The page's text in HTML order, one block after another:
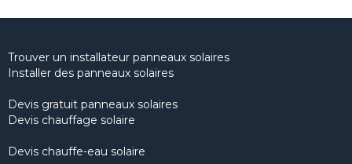
Trouver un installateur panneaux solaires
Installer des panneaux solaires
Devis gratuit panneaux solaires
Devis chauffage solaire
Devis chauffe-eau solaire